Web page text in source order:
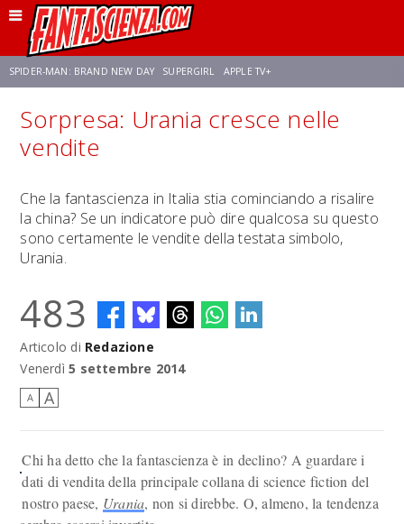
SPIDER-MAN: BRAND NEW DAY SUPERGIRL APPLE TV+
FRANCO RICCIARDIELLO ZENDAYA STAR TREK AVENGERS: DOOMSDAY
Sorpresa: Urania cresce nelle
vendite
Che la fantascienza in Italia stia cominciando a risalire
la china? Se un indicatore può dire qualcosa su questo
sono certamente le vendite della testata simbolo,
Urania.
483
Articolo di Redazione
Venerdì 5 settembre 2014
A A
Chi ha detto che la fantascienza è in declino? A guardare i
dati di vendita della principale collana di science fiction del
nostro paese, Urania, non si direbbe. O, almeno, la tendenza